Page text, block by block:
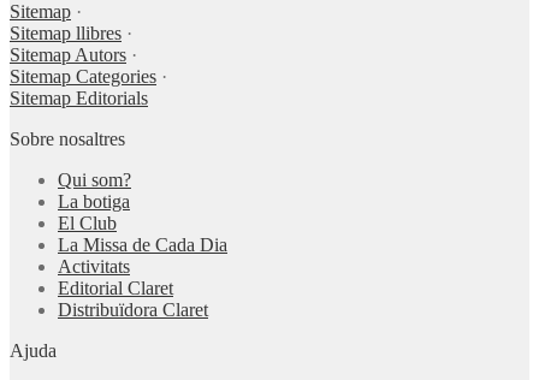
Sitemap ·
Sitemap llibres ·
Sitemap Autors ·
Sitemap Categories ·
Sitemap Editorials
Sobre nosaltres
Qui som?
La botiga
El Club
La Missa de Cada Dia
Activitats
Editorial Claret
Distribuïdora Claret
Ajuda